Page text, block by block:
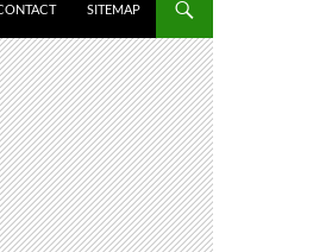
SITEMAP